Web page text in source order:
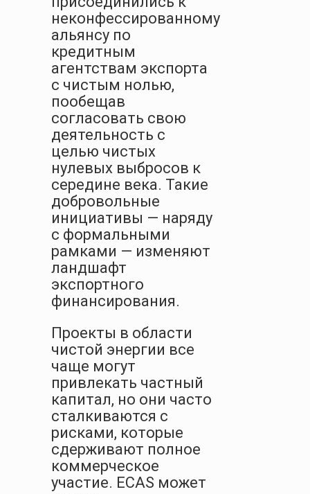
неконфессированному
альянсу по
кредитным
агентствам экспорта
с чистым нолью,
пообещав
согласовать свою
деятельность с
целью чистых
нулевых выбросов к
середине века. Такие
добровольные
инициативы — наряду
с формальными
рамками — изменяют
ландшафт
экспортного
финансирования.
Проекты в области
чистой энергии все
чаще могут
привлекать частный
капитал, но они часто
сталкиваются с
рисками, которые
сдерживают полное
коммерческое
участие. ECAS может